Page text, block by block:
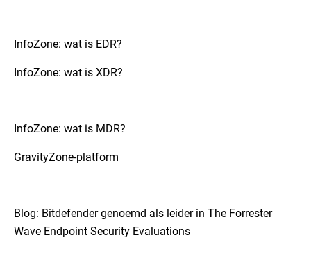
geavanceerde functies zoals gedragsanalyse en
van bescherming. Hoewel antivirus een goed
InfoZone: wat is EDR?
InfoZone: wat is XDR?
InfoZone: wat is MDR?
GravityZone-platform
Blog: Bitdefender genoemd als leider in The Forrester
Wave Endpoint Security Evaluations